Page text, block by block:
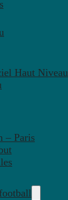
Haut Niveau
– Paris